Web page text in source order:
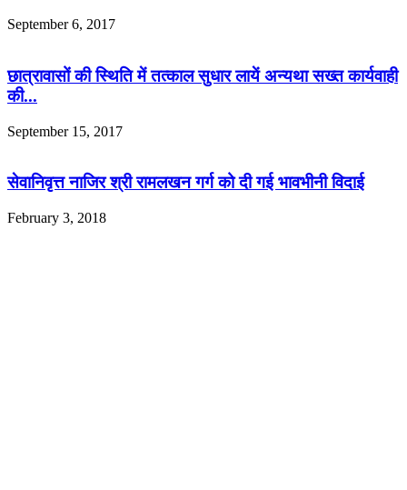
September 6, 2017
छात्रावासों की स्थिति में तत्काल सुधार लायें अन्यथा सख्त कार्यवाही
की...
September 15, 2017
सेवानिवृत्त नाजिर श्री रामलखन गर्ग को दी गई भावभीनी विदाई
February 3, 2018